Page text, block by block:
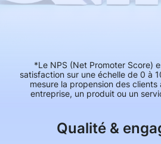
*Le NPS (Net Promoter Score)
satisfaction sur une échelle de 0 à
mesure la propension des clients
entreprise, un produit ou un
Qualité &